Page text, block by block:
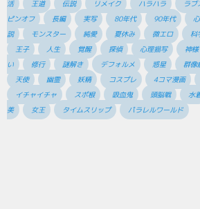
活 王道 伝説 リメイク ハラハラ ラブ
ピンオフ
長編 実写 80年代 90年代
説
モンスター 純愛 夏休み 微エロ 科
王子
人生 覚醒 探偵 心理描写 神様
い
修行 謎解き デフォルメ 惑星 群像
天使
幽霊 妖精 コスプレ 4コマ漫画
イチャイチャ
スポ根 吸血鬼 頭脳戦 水
美
女王 タイムスリップ パラレルワールド